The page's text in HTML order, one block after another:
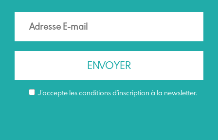
J’accepte les conditions d'inscription à la newsletter.